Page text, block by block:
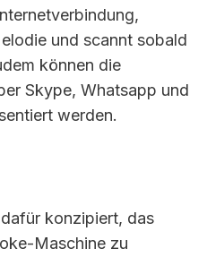
und scannt sobald
können die
Skype, Whatsapp und
werden.
konzipiert, das
Maschine zu